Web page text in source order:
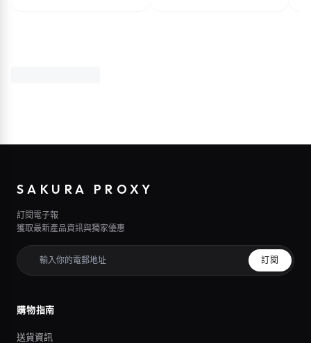
SAKURA PROXY
訂閱電子報
獲取最新產品資訊與獨家優惠
訂閱
購物指南
送貨資訊